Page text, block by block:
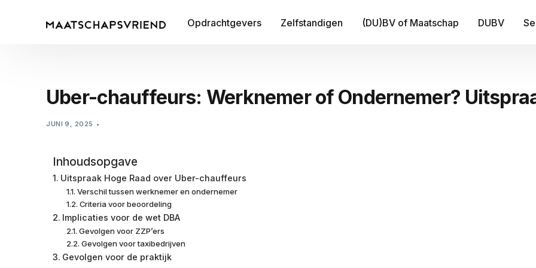
Opdrachtgevers Zelfstandigen (DU)BV of Maatschap DUBV
Uber-chauffeurs: Werknemer of Ondernemer?
JUNI 9, 2025
Inhoudsopgave
Uitspraak Hoge Raad over Uber-chauffeurs
Verschil tussen werknemer en ondernemer
Criteria voor beoordeling
Implicaties voor de wet DBA
Gevolgen voor ZZP’ers
Gevolgen voor taxibedrijven
Gevolgen voor de praktijk